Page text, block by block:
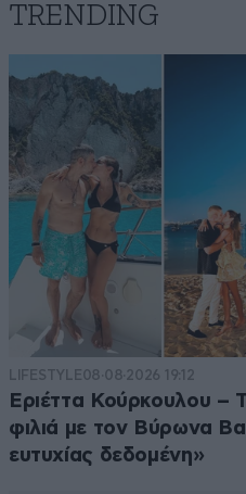
TRENDING
LIFESTYLE08·08·2026 19:12
Εριέττα Κούρκουλου –
φιλιά με τον Βύρωνα
ευτυχίας δεδομένη»